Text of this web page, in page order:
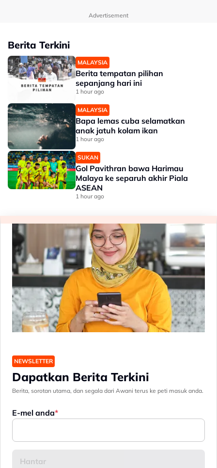
Advertisement
Berita Terkini
MALAYSIA
Berita tempatan pilihan
sepanjang hari ini
1 hour ago
MALAYSIA
Bapa lemas cuba selamatkan
anak jatuh kolam ikan
1 hour ago
SUKAN
Gol Pavithran bawa Harimau
Malaya ke separuh akhir Piala
ASEAN
1 hour ago
NEWSLETTER
Dapatkan Berita Terkini
Berita, sorotan utama, dan segala dari Awani terus ke peti masuk anda.
E-mel anda